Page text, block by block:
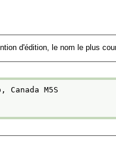
d'édition, le nom le plus
M5S